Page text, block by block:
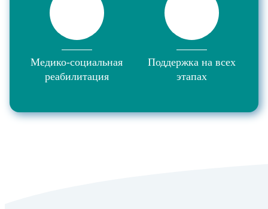
Медико-социальная
реабилитация
Поддержка на всех
этапах